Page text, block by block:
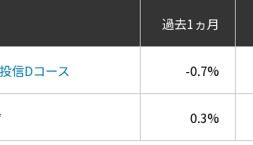
信Dコース
過去1ヵ月
-0.7%
0.3%